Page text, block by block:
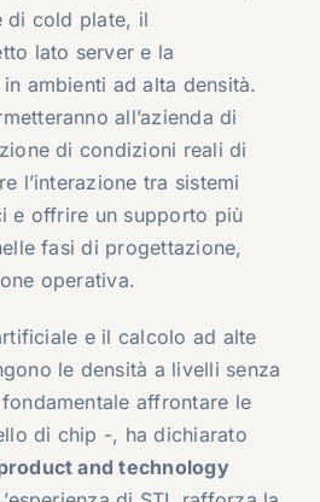
di cold plate, il
lato server e la
ambienti ad alta densità.
all’azienda di
di condizioni reali di
l’interazione tra sistemi
e offrire un supporto più
fasi di progettazione,
operativa.
e il calcolo ad alte
le densità a livelli senza
affrontare le
di chip -, ha dichiarato
and technology